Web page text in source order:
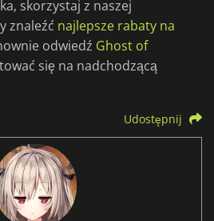
skorzystaj z naszej
znaleźć najlepsze rabaty na
odwiedź Ghost of
się na nadchodzącą
Udostępnij